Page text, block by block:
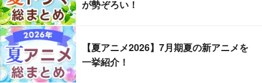
が勢ぞろい！
【夏アニメ2026】7月期夏の新アニメを
一挙紹介！